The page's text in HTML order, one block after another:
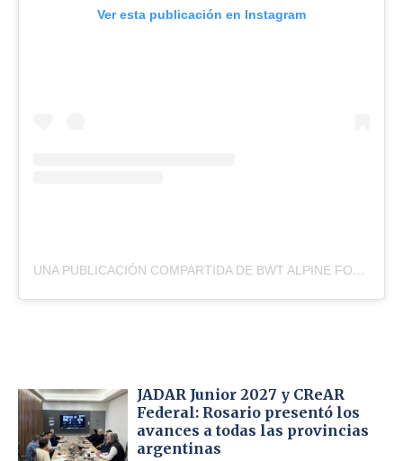
Ver esta publicación en Instagram
UNA PUBLICACIÓN COMPARTIDA DE BWT ALPINE FORMULA ONE TEAM (@ALPINEF1TEAM)
JADAR Junior 2027 y CReAR
Federal: Rosario presentó los
avances a todas las provincias
argentinas